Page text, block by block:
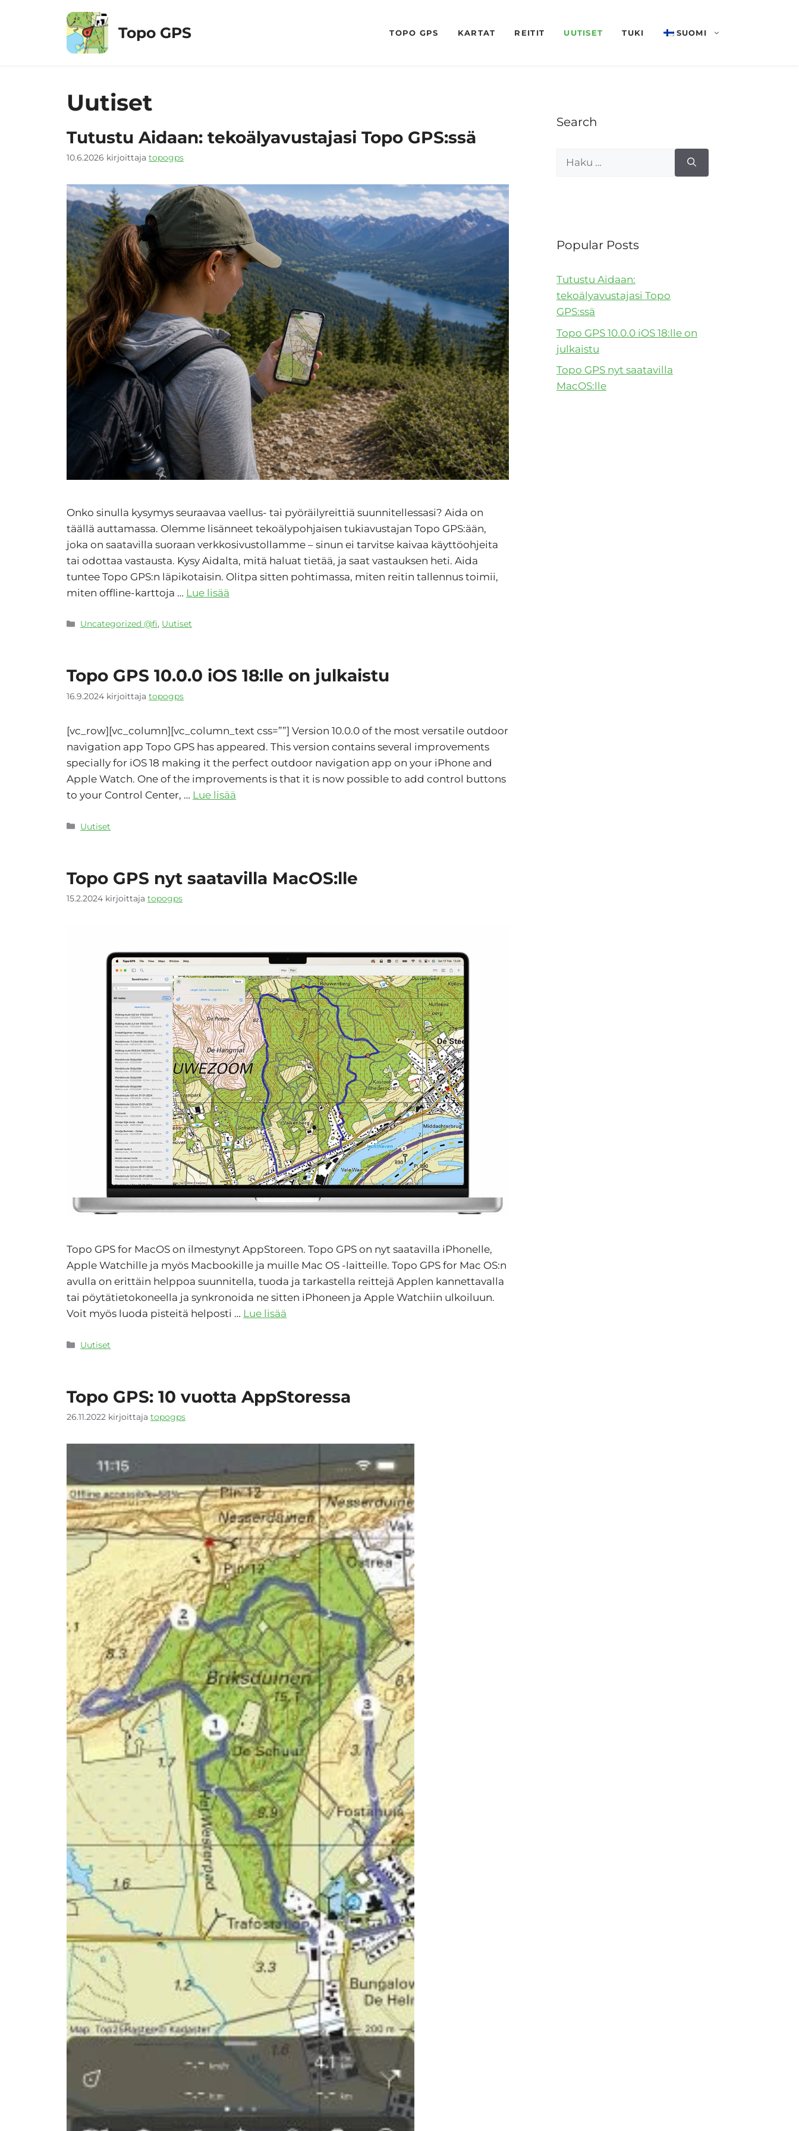
Topo GPS TOPO GPS KARTAT REITIT UUTISET TUKI SUOMI
Uutiset
Tutustu Aidaan: tekoälyavustajasi Topo GPS:ssä
10.6.2026 kirjoittaja topogps
Onko sinulla kysymys seuraavaa vaellus- tai pyöräilyreittiä suunnitellessasi? Aida on
täällä auttamassa. Olemme lisänneet tekoälypohjaisen tukiavustajan Topo GPS:ään,
joka on saatavilla suoraan verkkosivustollamme – sinun ei tarvitse kaivaa käyttöohjeita
tai odottaa vastausta. Kysy Aidalta, mitä haluat tietää, ja saat vastauksen heti. Aida
tuntee Topo GPS:n läpikotaisin. Olitpa sitten pohtimassa, miten reitin tallennus toimii,
miten offline-karttoja … Lue lisää
Kategoriat
Uncategorized @fi, Uutiset
Topo GPS 10.0.0 iOS 18:lle on julkaistu
16.9.2024 kirjoittaja topogps
[vc_row][vc_column][vc_column_text css=””] Version 10.0.0 of the most versatile outdoor
navigation app Topo GPS has appeared. This version contains several improvements
specially for iOS 18 making it the perfect outdoor navigation app on your iPhone and
Apple Watch. One of the improvements is that it is now possible to add control buttons
to your Control Center, … Lue lisää
Kategoriat
Uutiset
Topo GPS nyt saatavilla MacOS:lle
15.2.2024 kirjoittaja topogps
Topo GPS for MacOS on ilmestynyt AppStoreen. Topo GPS on nyt saatavilla iPhonelle,
Apple Watchille ja myös Macbookille ja muille Mac OS -laitteille. Topo GPS for Mac OS:n
avulla on erittäin helppoa suunnitella, tuoda ja tarkastella reittejä Applen kannettavalla
tai pöytätietokoneella ja synkronoida ne sitten iPhoneen ja Apple Watchiin ulkoiluun.
Voit myös luoda pisteitä helposti … Lue lisää
Kategoriat
Uutiset
Topo GPS: 10 vuotta AppStoressa
26.11.2022 kirjoittaja topogps
Search
Haku:
Popular Posts
Tutustu Aidaan:
tekoälyavustajasi Topo
GPS:ssä
Topo GPS 10.0.0 iOS 18:lle on
julkaistu
Topo GPS nyt saatavilla
MacOS:lle